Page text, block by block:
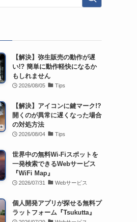
【解決】弥生販売の動作が遅
い!? 簡単に動作軽快になるか
もしれません
2026/08/05 Tips
【解決】アイコンに鍵マーク!?
開くのが異常に遅くなった場合
の対処方法
2026/08/04 Tips
世界中の無料Wi-Fiスポットを
一発検索できるWebサービス
『WiFi Map』
2026/07/31 Webサービス
個人開発アプリが探せる無料プ
ラットフォーム『Tsukutta』